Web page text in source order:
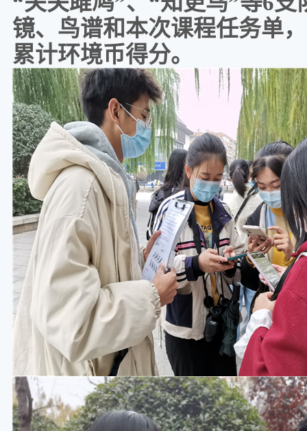
镜、鸟谱和本次课程任务单
累计环境币得分。